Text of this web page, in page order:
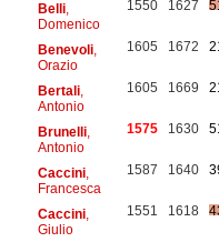
Belli,
Domenico
1550 1627
Benevoli,
Orazio
1605 1672
Bertali,
Antonio
1605 1669
Brunelli,
Antonio
1575 1630
Caccini,
Francesca
1587 1640
Caccini,
Giulio
1551 1618